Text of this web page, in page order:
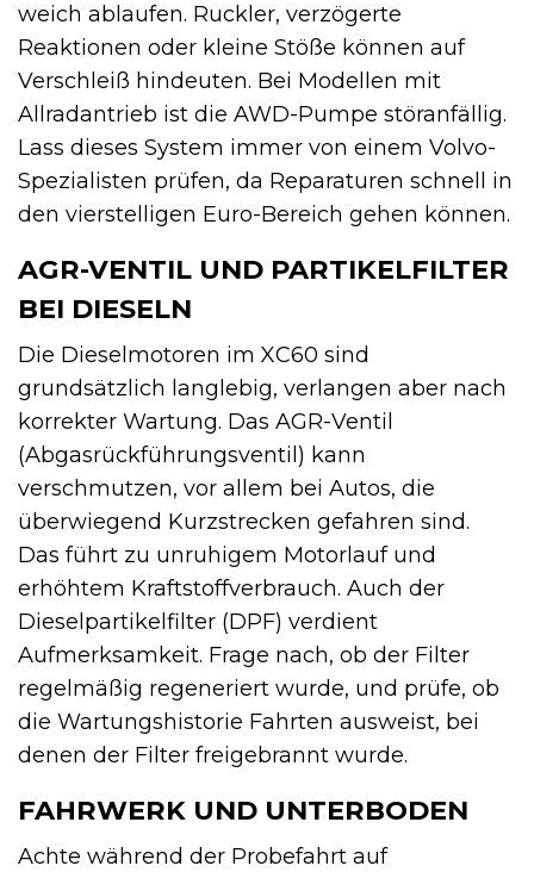
weich ablaufen. Ruckler, verzögerte
Reaktionen oder kleine Stöße können auf
Verschleiß hindeuten. Bei Modellen mit
Allradantrieb ist die AWD-Pumpe störanfällig.
Lass dieses System immer von einem Volvo-
Spezialisten prüfen, da Reparaturen schnell in
den vierstelligen Euro-Bereich gehen können.
AGR-VENTIL UND PARTIKELFILTER
BEI DIESELN
Die Dieselmotoren im XC60 sind
grundsätzlich langlebig, verlangen aber nach
korrekter Wartung. Das AGR-Ventil
(Abgasrückführungsventil) kann
verschmutzen, vor allem bei Autos, die
überwiegend Kurzstrecken gefahren sind.
Das führt zu unruhigem Motorlauf und
erhöhtem Kraftstoffverbrauch. Auch der
Dieselpartikelfilter (DPF) verdient
Aufmerksamkeit. Frage nach, ob der Filter
regelmäßig regeneriert wurde, und prüfe, ob
die Wartungshistorie Fahrten ausweist, bei
denen der Filter freigebrannt wurde.
FAHRWERK UND UNTERBODEN
Achte während der Probefahrt auf